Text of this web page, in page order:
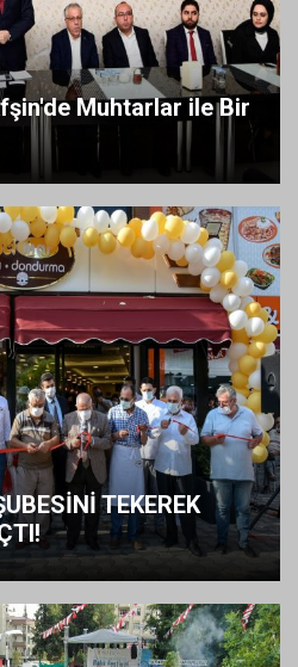
Muhtarlar ile Bir
TEKEREK